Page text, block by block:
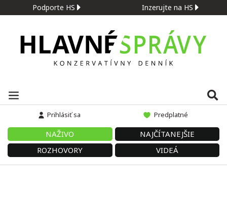
Podporte HS Inzerujte na HS
Prihlásiť sa Predplatné
NAŽIVO
NAJČÍTANEJŠIE
ROZHOVORY
VIDEÁ